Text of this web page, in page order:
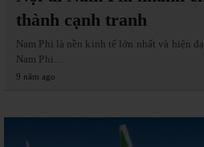
thành cạnh tranh
Nam Phi là nền kinh tế lớn nhất và hiện
Nam Phi…
9 năm ago